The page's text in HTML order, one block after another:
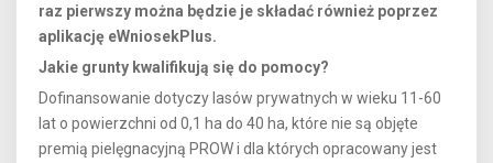
raz pierwszy można będzie je składać również poprzez
aplikację eWniosekPlus.
Jakie grunty kwalifikują się do pomocy?
Dofinansowanie dotyczy lasów prywatnych w wieku 11-60
lat o powierzchni od 0,1 ha do 40 ha, które nie są objęte
premią pielęgnacyjną PROW i dla których opracowany jest